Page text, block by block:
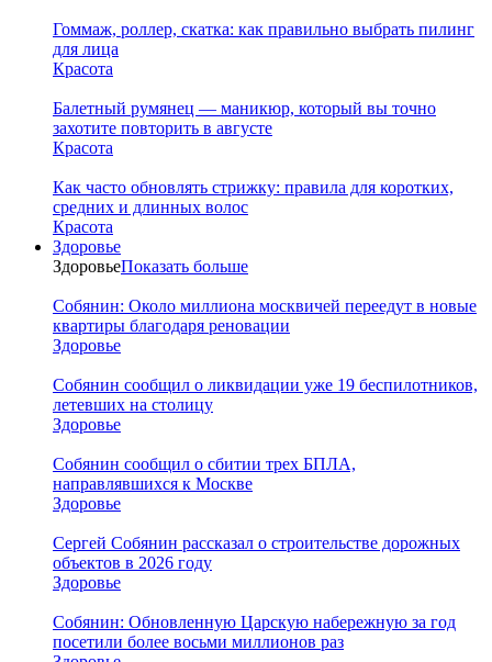
Гоммаж, роллер, скатка: как правильно выбрать пилинг
для лица
Красота
Балетный румянец — маникюр, который вы точно
захотите повторить в августе
Красота
Как часто обновлять стрижку: правила для коротких,
средних и длинных волос
Красота
Здоровье
ЗдоровьеПоказать больше
Собянин: Около миллиона москвичей переедут в новые
квартиры благодаря реновации
Здоровье
Собянин сообщил о ликвидации уже 19 беспилотников,
летевших на столицу
Здоровье
Собянин сообщил о сбитии трех БПЛА,
направлявшихся к Москве
Здоровье
Сергей Собянин рассказал о строительстве дорожных
объектов в 2026 году
Здоровье
Собянин: Обновленную Царскую набережную за год
посетили более восьми миллионов раз